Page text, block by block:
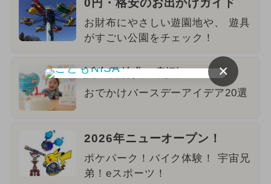
0円・格安のお出かけガイド
お財布にやさしい遊園地や、 遊具
がすごい公園をチェック！
誕生日特典＆割引2026
おでかけバースデーアイデア20選
2026年ニューオープン！
ポケパーク！バイク体験！ 宇宙兄
弟！eスポーツ！
×